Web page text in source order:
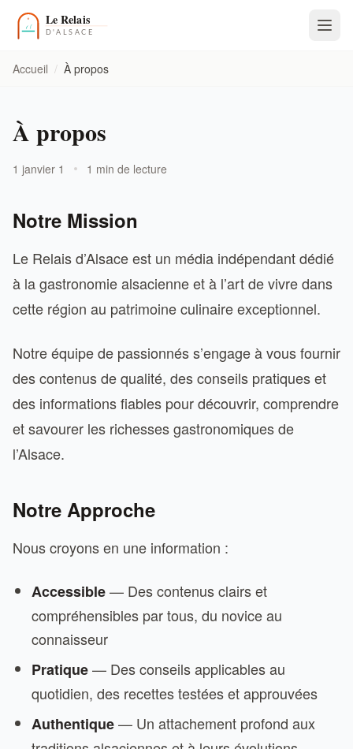
Accueil / À propos
À propos
1 janvier 1 1 min de lecture
Notre Mission
Le Relais d’Alsace est un média indépendant dédié
à la gastronomie alsacienne et à l’art de vivre dans
cette région au patrimoine culinaire exceptionnel.
Notre équipe de passionnés s’engage à vous fournir
des contenus de qualité, des conseils pratiques et
des informations fiables pour découvrir, comprendre
et savourer les richesses gastronomiques de
l’Alsace.
Notre Approche
Nous croyons en une information :
Accessible— Des contenus clairs et
compréhensibles par tous, du novice au
connaisseur
Pratique— Des conseils applicables au
quotidien, des recettes testées et approuvées
Authentique— Un attachement profond aux